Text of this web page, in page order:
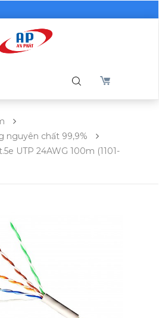
nguyên chất 99,9%
UTP 24AWG 100m (1101-